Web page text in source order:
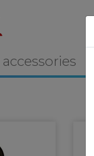
accessories